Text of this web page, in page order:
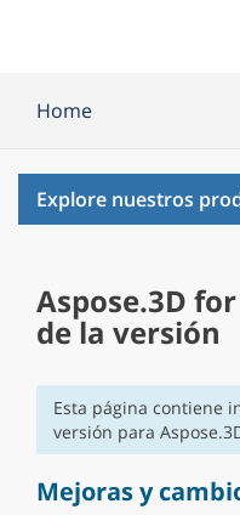
Home
Explore nuestros
Aspose.3D
de la versión
Esta página contiene
versión para
Mejoras y